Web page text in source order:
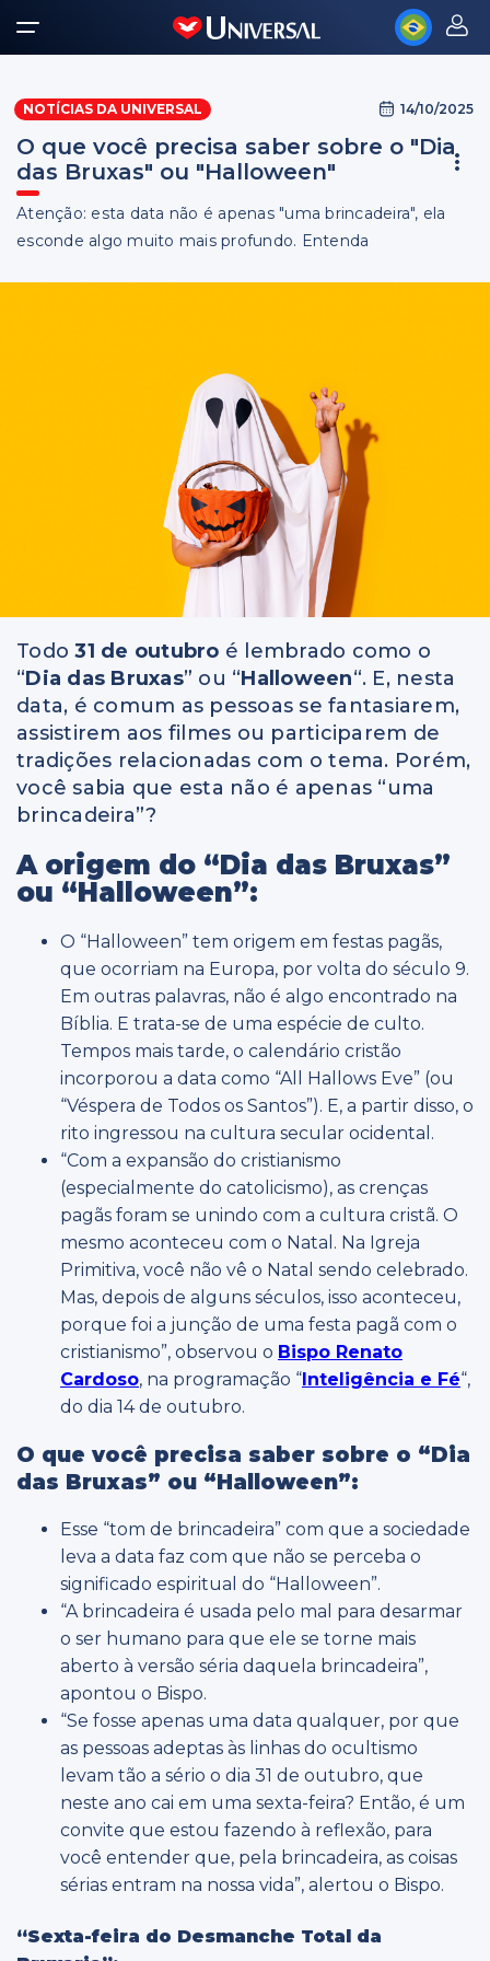
NOTÍCIAS DA UNIVERSAL 14/10/2025
O que você precisa saber sobre o "Dia
das Bruxas" ou "Halloween"
Atenção: esta data não é apenas "uma brincadeira", ela
esconde algo muito mais profundo. Entenda
Todo31 de outubro é lembrado como o
“Dia das Bruxas” ou “Halloween“. E, nesta
data, é comum as pessoas se fantasiarem,
assistirem aos filmes ou participarem de
tradições relacionadas com o tema. Porém,
você sabia que esta não é apenas “uma
brincadeira”?
A origem do “Dia das Bruxas”
ou “Halloween”:
O “Halloween” tem origem em festas pagãs,
que ocorriam na Europa, por volta do século 9.
Em outras palavras, não é algo encontrado na
Bíblia. E trata-se de uma espécie de culto.
Tempos mais tarde, o calendário cristão
incorporou a data como “All Hallows Eve” (ou
“Véspera de Todos os Santos”). E, a partir disso, o
rito ingressou na cultura secular ocidental.
“Com a expansão do cristianismo
(especialmente do catolicismo), as crenças
pagãs foram se unindo com a cultura cristã. O
mesmo aconteceu com o Natal. Na Igreja
Primitiva, você não vê o Natal sendo celebrado.
Mas, depois de alguns séculos, isso aconteceu,
porque foi a junção de uma festa pagã com o
cristianismo”, observou o Bispo Renato
Cardoso, na programação “Inteligência e Fé“,
do dia 14 de outubro.
O que você precisa saber sobre o “Dia
das Bruxas” ou “Halloween”:
Esse “tom de brincadeira” com que a sociedade
leva a data faz com que não se perceba o
significado espiritual do “Halloween”.
“A brincadeira é usada pelo mal para desarmar
o ser humano para que ele se torne mais
aberto à versão séria daquela brincadeira”,
apontou o Bispo.
“Se fosse apenas uma data qualquer, por que
as pessoas adeptas às linhas do ocultismo
levam tão a sério o dia 31 de outubro, que
neste ano cai em uma sexta-feira? Então, é um
convite que estou fazendo à reflexão, para
você entender que, pela brincadeira, as coisas
sérias entram na nossa vida”, alertou o Bispo.
“Sexta-feira do Desmanche Total da